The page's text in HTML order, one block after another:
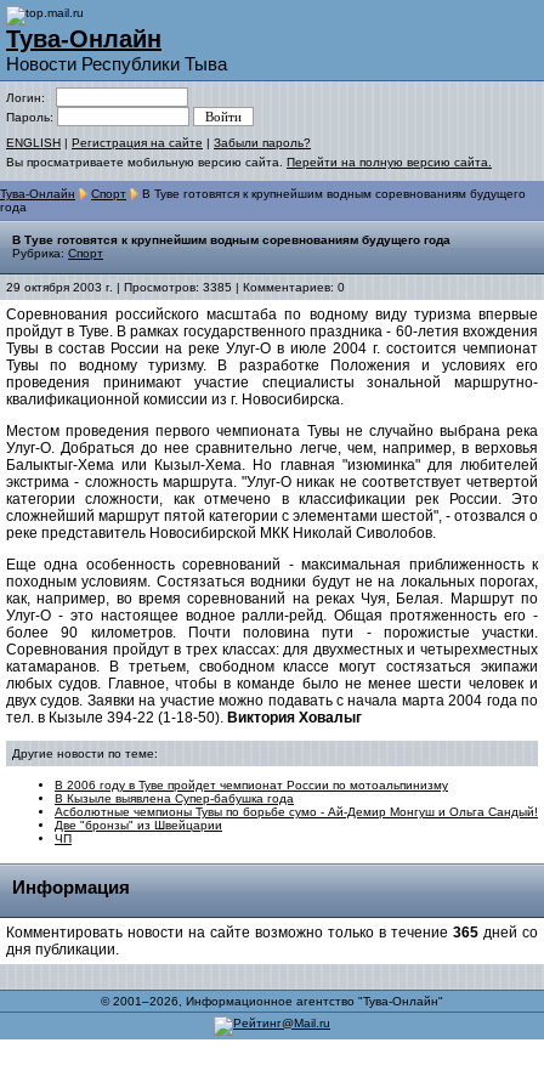
Тува-Онлайн
Новости Республики Тыва
Логин:
Пароль:
ENGLISH | Регистрация на сайте | Забыли пароль?
Вы просматриваете мобильную версию сайта. Перейти на полную версию сайта.
Тува-Онлайн Спорт
В Туве готовятся к крупнейшим водным соревнованиям будущего
года
В Туве готовятся к крупнейшим водным соревнованиям будущего года
Рубрика: Спорт
29 октября 2003 г. | Просмотров: 3385 | Комментариев: 0
Соревнования российского масштаба по водному виду туризма впервые
пройдут в Туве. В рамках государственного праздника - 60-летия вхождения
Тувы в состав России на реке Улуг-О в июле 2004 г. состоится чемпионат
Тувы по водному туризму. В разработке Положения и условиях его
проведения принимают участие специалисты зональной маршрутно-
квалификационной комиссии из г. Новосибирска.
Местом проведения первого чемпионата Тувы не случайно выбрана река
Улуг-О. Добраться до нее сравнительно легче, чем, например, в верховья
Балыктыг-Хема или Кызыл-Хема. Но главная "изюминка" для любителей
экстрима - сложность маршрута. "Улуг-О никак не соответствует четвертой
категории сложности, как отмечено в классификации рек России. Это
сложнейший маршрут пятой категории с элементами шестой", - отозвался о
реке представитель Новосибирской МКК Николай Сиволобов.
Еще одна особенность соревнований - максимальная приближенность к
походным условиям. Состязаться водники будут не на локальных порогах,
как, например, во время соревнований на реках Чуя, Белая. Маршрут по
Улуг-О - это настоящее водное ралли-рейд. Общая протяженность его -
более 90 километров. Почти половина пути - порожистые участки.
Соревнования пройдут в трех классах: для двухместных и четырехместных
катамаранов. В третьем, свободном классе могут состязаться экипажи
любых судов. Главное, чтобы в команде было не менее шести человек и
двух судов. Заявки на участие можно подавать с начала марта 2004 года по
тел. в Кызыле 394-22 (1-18-50). Виктория Ховалыг
Другие новости по теме:
В 2006 году в Туве пройдет чемпионат России по мотоальпинизму
В Кызыле выявлена Супер-бабушка года
Асболютные чемпионы Тувы по борьбе сумо - Ай-Демир Монгуш и Ольга Сандый!
Две "бронзы" из Швейцарии
ЧП
Информация
Комментировать новости на сайте возможно только в течение 365 дней со
дня публикации.
© 2001–2026, Информационное агентство "Тува-Онлайн"